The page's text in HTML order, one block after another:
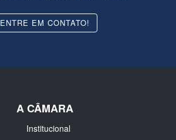
ENTRE EM CONTATO!
A CÂMARA
Institucional